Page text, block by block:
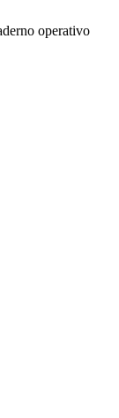
operativo